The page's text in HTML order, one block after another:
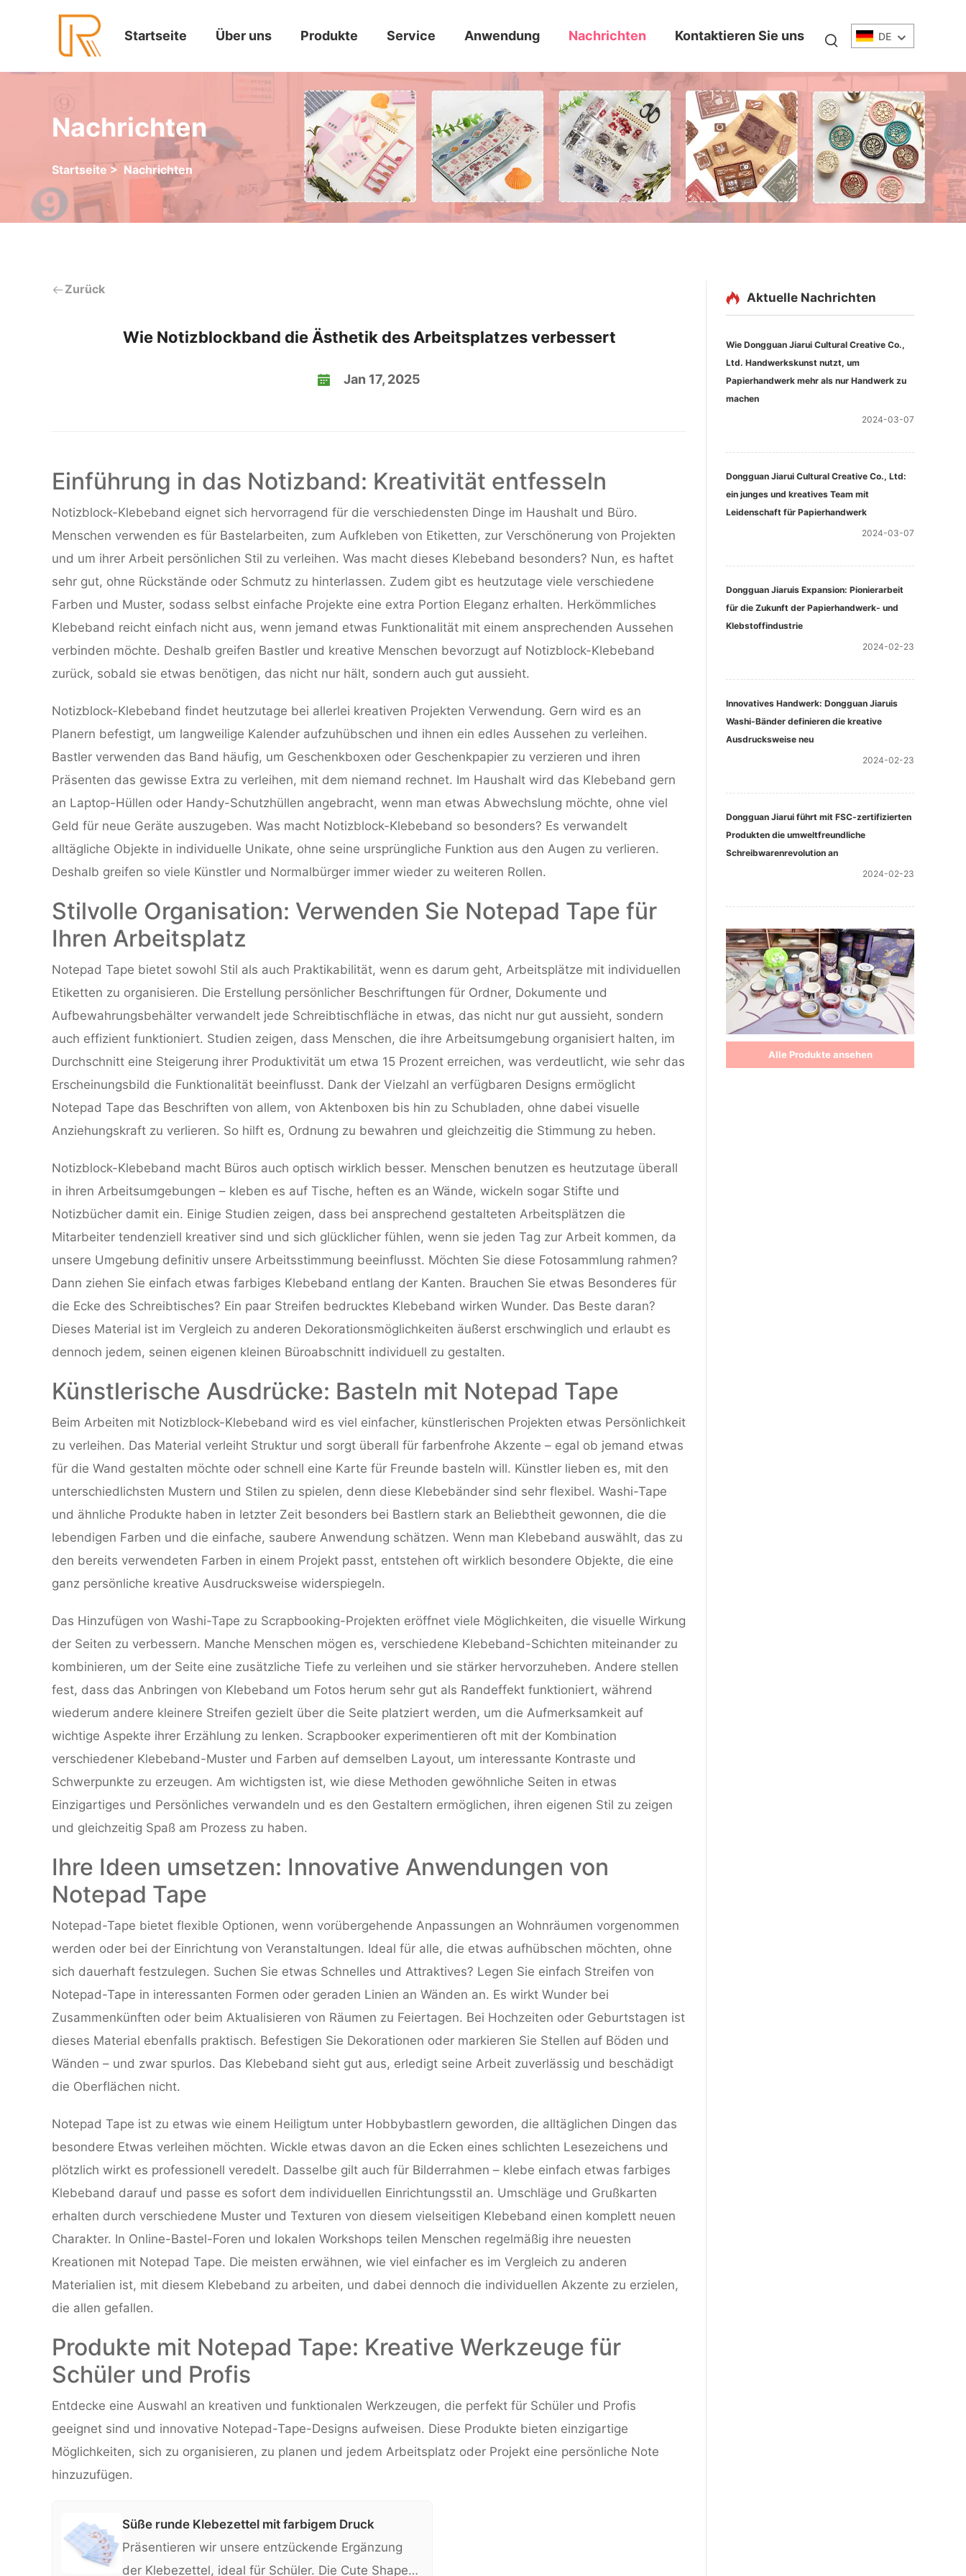
Startseite Über uns Produkte Service Anwendung Nachrichten Kontaktieren Sie uns DE
Nachrichten
Startseite > Nachrichten
Zurück
Wie Notizblockband die Ästhetik des Arbeitsplatzes verbessert
Jan 17, 2025
Einführung in das Notizband: Kreativität entfesseln
Notizblock-Klebeband eignet sich hervorragend für die verschiedensten Dinge im Haushalt und Büro.
Menschen verwenden es für Bastelarbeiten, zum Aufkleben von Etiketten, zur Verschönerung von Projekten
und um ihrer Arbeit persönlichen Stil zu verleihen. Was macht dieses Klebeband besonders? Nun, es haftet
sehr gut, ohne Rückstände oder Schmutz zu hinterlassen. Zudem gibt es heutzutage viele verschiedene
Farben und Muster, sodass selbst einfache Projekte eine extra Portion Eleganz erhalten. Herkömmliches
Klebeband reicht einfach nicht aus, wenn jemand etwas Funktionalität mit einem ansprechenden Aussehen
verbinden möchte. Deshalb greifen Bastler und kreative Menschen bevorzugt auf Notizblock-Klebeband
zurück, sobald sie etwas benötigen, das nicht nur hält, sondern auch gut aussieht.
Notizblock-Klebeband findet heutzutage bei allerlei kreativen Projekten Verwendung. Gern wird es an
Planern befestigt, um langweilige Kalender aufzuhübschen und ihnen ein edles Aussehen zu verleihen.
Bastler verwenden das Band häufig, um Geschenkboxen oder Geschenkpapier zu verzieren und ihren
Präsenten das gewisse Extra zu verleihen, mit dem niemand rechnet. Im Haushalt wird das Klebeband gern
an Laptop-Hüllen oder Handy-Schutzhüllen angebracht, wenn man etwas Abwechslung möchte, ohne viel
Geld für neue Geräte auszugeben. Was macht Notizblock-Klebeband so besonders? Es verwandelt
alltägliche Objekte in individuelle Unikate, ohne seine ursprüngliche Funktion aus den Augen zu verlieren.
Deshalb greifen so viele Künstler und Normalbürger immer wieder zu weiteren Rollen.
Stilvolle Organisation: Verwenden Sie Notepad Tape für
Ihren Arbeitsplatz
Notepad Tape bietet sowohl Stil als auch Praktikabilität, wenn es darum geht, Arbeitsplätze mit individuellen
Etiketten zu organisieren. Die Erstellung persönlicher Beschriftungen für Ordner, Dokumente und
Aufbewahrungsbehälter verwandelt jede Schreibtischfläche in etwas, das nicht nur gut aussieht, sondern
auch effizient funktioniert. Studien zeigen, dass Menschen, die ihre Arbeitsumgebung organisiert halten, im
Durchschnitt eine Steigerung ihrer Produktivität um etwa 15 Prozent erreichen, was verdeutlicht, wie sehr das
Erscheinungsbild die Funktionalität beeinflusst. Dank der Vielzahl an verfügbaren Designs ermöglicht
Notepad Tape das Beschriften von allem, von Aktenboxen bis hin zu Schubladen, ohne dabei visuelle
Anziehungskraft zu verlieren. So hilft es, Ordnung zu bewahren und gleichzeitig die Stimmung zu heben.
Notizblock-Klebeband macht Büros auch optisch wirklich besser. Menschen benutzen es heutzutage überall
in ihren Arbeitsumgebungen – kleben es auf Tische, heften es an Wände, wickeln sogar Stifte und
Notizbücher damit ein. Einige Studien zeigen, dass bei ansprechend gestalteten Arbeitsplätzen die
Mitarbeiter tendenziell kreativer sind und sich glücklicher fühlen, wenn sie jeden Tag zur Arbeit kommen, da
unsere Umgebung definitiv unsere Arbeitsstimmung beeinflusst. Möchten Sie diese Fotosammlung rahmen?
Dann ziehen Sie einfach etwas farbiges Klebeband entlang der Kanten. Brauchen Sie etwas Besonderes für
die Ecke des Schreibtisches? Ein paar Streifen bedrucktes Klebeband wirken Wunder. Das Beste daran?
Dieses Material ist im Vergleich zu anderen Dekorationsmöglichkeiten äußerst erschwinglich und erlaubt es
dennoch jedem, seinen eigenen kleinen Büroabschnitt individuell zu gestalten.
Künstlerische Ausdrücke: Basteln mit Notepad Tape
Beim Arbeiten mit Notizblock-Klebeband wird es viel einfacher, künstlerischen Projekten etwas Persönlichkeit
zu verleihen. Das Material verleiht Struktur und sorgt überall für farbenfrohe Akzente – egal ob jemand etwas
für die Wand gestalten möchte oder schnell eine Karte für Freunde basteln will. Künstler lieben es, mit den
unterschiedlichsten Mustern und Stilen zu spielen, denn diese Klebebänder sind sehr flexibel. Washi-Tape
und ähnliche Produkte haben in letzter Zeit besonders bei Bastlern stark an Beliebtheit gewonnen, die die
lebendigen Farben und die einfache, saubere Anwendung schätzen. Wenn man Klebeband auswählt, das zu
den bereits verwendeten Farben in einem Projekt passt, entstehen oft wirklich besondere Objekte, die eine
ganz persönliche kreative Ausdrucksweise widerspiegeln.
Das Hinzufügen von Washi-Tape zu Scrapbooking-Projekten eröffnet viele Möglichkeiten, die visuelle Wirkung
der Seiten zu verbessern. Manche Menschen mögen es, verschiedene Klebeband-Schichten miteinander zu
kombinieren, um der Seite eine zusätzliche Tiefe zu verleihen und sie stärker hervorzuheben. Andere stellen
fest, dass das Anbringen von Klebeband um Fotos herum sehr gut als Randeffekt funktioniert, während
wiederum andere kleinere Streifen gezielt über die Seite platziert werden, um die Aufmerksamkeit auf
wichtige Aspekte ihrer Erzählung zu lenken. Scrapbooker experimentieren oft mit der Kombination
verschiedener Klebeband-Muster und Farben auf demselben Layout, um interessante Kontraste und
Schwerpunkte zu erzeugen. Am wichtigsten ist, wie diese Methoden gewöhnliche Seiten in etwas
Einzigartiges und Persönliches verwandeln und es den Gestaltern ermöglichen, ihren eigenen Stil zu zeigen
und gleichzeitig Spaß am Prozess zu haben.
Ihre Ideen umsetzen: Innovative Anwendungen von
Notepad Tape
Notepad-Tape bietet flexible Optionen, wenn vorübergehende Anpassungen an Wohnräumen vorgenommen
werden oder bei der Einrichtung von Veranstaltungen. Ideal für alle, die etwas aufhübschen möchten, ohne
sich dauerhaft festzulegen. Suchen Sie etwas Schnelles und Attraktives? Legen Sie einfach Streifen von
Notepad-Tape in interessanten Formen oder geraden Linien an Wänden an. Es wirkt Wunder bei
Zusammenkünften oder beim Aktualisieren von Räumen zu Feiertagen. Bei Hochzeiten oder Geburtstagen ist
dieses Material ebenfalls praktisch. Befestigen Sie Dekorationen oder markieren Sie Stellen auf Böden und
Wänden – und zwar spurlos. Das Klebeband sieht gut aus, erledigt seine Arbeit zuverlässig und beschädigt
die Oberflächen nicht.
Notepad Tape ist zu etwas wie einem Heiligtum unter Hobbybastlern geworden, die alltäglichen Dingen das
besondere Etwas verleihen möchten. Wickle etwas davon an die Ecken eines schlichten Lesezeichens und
plötzlich wirkt es professionell veredelt. Dasselbe gilt auch für Bilderrahmen – klebe einfach etwas farbiges
Klebeband darauf und passe es sofort dem individuellen Einrichtungsstil an. Umschläge und Grußkarten
erhalten durch verschiedene Muster und Texturen von diesem vielseitigen Klebeband einen komplett neuen
Charakter. In Online-Bastel-Foren und lokalen Workshops teilen Menschen regelmäßig ihre neuesten
Kreationen mit Notepad Tape. Die meisten erwähnen, wie viel einfacher es im Vergleich zu anderen
Materialien ist, mit diesem Klebeband zu arbeiten, und dabei dennoch die individuellen Akzente zu erzielen,
die allen gefallen.
Produkte mit Notepad Tape: Kreative Werkzeuge für
Schüler und Profis
Entdecke eine Auswahl an kreativen und funktionalen Werkzeugen, die perfekt für Schüler und Profis
geeignet sind und innovative Notepad-Tape-Designs aufweisen. Diese Produkte bieten einzigartige
Möglichkeiten, sich zu organisieren, zu planen und jedem Arbeitsplatz oder Projekt eine persönliche Note
hinzuzufügen.
Süße runde Klebezettel mit farbigem Druck
Präsentieren wir unsere entzückende Ergänzung
der Klebezettel, ideal für Schüler. Die Cute Shape
Aktuelle Nachrichten
Wie Dongguan Jiarui Cultural Creative Co.,
Ltd. Handwerkskunst nutzt, um
Papierhandwerk mehr als nur Handwerk zu
machen
2024-03-07
Dongguan Jiarui Cultural Creative Co., Ltd:
ein junges und kreatives Team mit
Leidenschaft für Papierhandwerk
2024-03-07
Dongguan Jiaruis Expansion: Pionierarbeit
für die Zukunft der Papierhandwerk- und
Klebstoffindustrie
2024-02-23
Innovatives Handwerk: Dongguan Jiaruis
Washi-Bänder definieren die kreative
Ausdrucksweise neu
2024-02-23
Dongguan Jiarui führt mit FSC-zertifizierten
Produkten die umweltfreundliche
Schreibwarenrevolution an
2024-02-23
Alle Produkte ansehen